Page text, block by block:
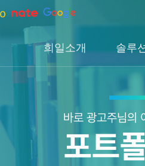
희일소개
회사소개
오시는길
솔루
H1솔
H2
H3
이글
바로 광고주님의
포트